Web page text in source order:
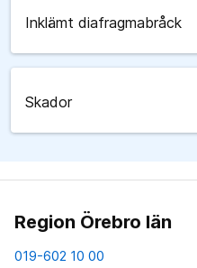
Inklämt diafragmabråck
Skador
Region Örebro län
019-602 10 00